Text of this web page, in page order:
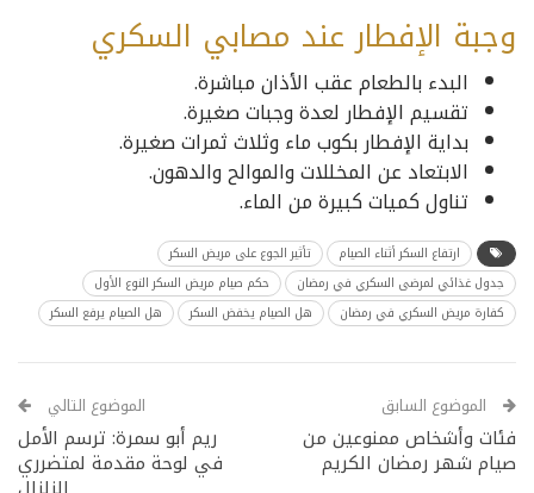
وجبة الإفطار عند مصابي السكري
البدء بالطعام عقب الأذان مباشرة.
تقسيم الإفطار لعدة وجبات صغيرة.
بداية الإفطار بكوب ماء وثلاث ثمرات صغيرة.
الابتعاد عن المخللات والموالح والدهون.
تناول كميات كبيرة من الماء.
ارتفاع السكر أثناء الصيام
تأثير الجوع على مريض السكر
جدول غذائي لمرضى السكري في رمضان
حكم صيام مريض السكر النوع الأول
كفارة مريض السكري في رمضان
هل الصيام يخفض السكر هل الصيام يرفع السكر
الموضوع السابق
فئات وأشخاص ممنوعين من
صيام شهر رمضان الكريم
الموضوع التالي
ريم أبو سمرة: ترسم الأمل
في لوحة مقدمة لمتضرري